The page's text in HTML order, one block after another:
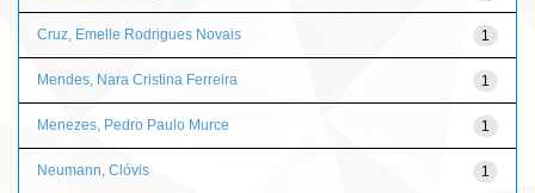
1
Cruz, Emelle Rodrigues Novais
1
Mendes, Nara Cristina Ferreira
1
Menezes, Pedro Paulo Murce
1
Neumann, Clóvis